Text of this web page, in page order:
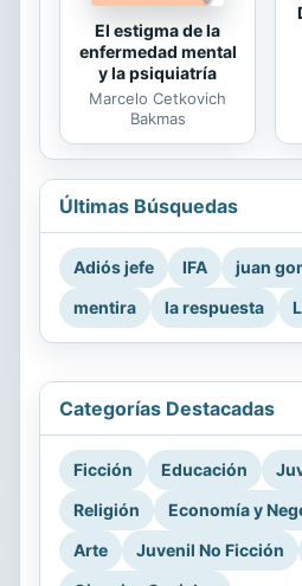
El estigma de la
enfermedad mental
y la psiquiatría
Marcelo Cetkovich
Bakmas
Últimas Búsquedas
Adiós jefe IFA
juan
mentira
la respuesta
Categorías Destacadas
Ficción Educación
Religión
Economía y
Arte
Juvenil No Ficción